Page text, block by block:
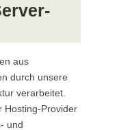
aus
durch unsere
verarbeitet.
Hosting-Provider
und